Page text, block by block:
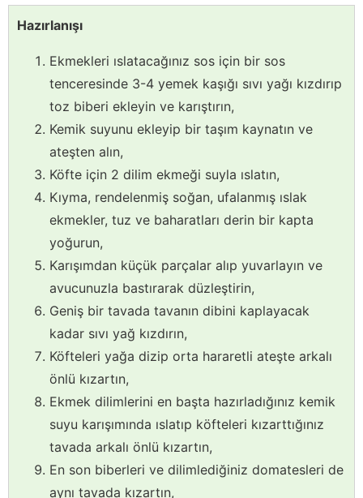
Hazırlanışı
Ekmekleri ıslatacağınız sos için bir sos
tenceresinde 3-4 yemek kaşığı sıvı yağı kızdırıp
toz biberi ekleyin ve karıştırın,
Kemik suyunu ekleyip bir taşım kaynatın ve
ateşten alın,
Köfte için 2 dilim ekmeği suyla ıslatın,
Kıyma, rendelenmiş soğan, ufalanmış ıslak
ekmekler, tuz ve baharatları derin bir kapta
yoğurun,
Karışımdan küçük parçalar alıp yuvarlayın ve
avucunuzla bastırarak düzleştirin,
Geniş bir tavada tavanın dibini kaplayacak
kadar sıvı yağ kızdırın,
Köfteleri yağa dizip orta hararetli ateşte arkalı
önlü kızartın,
Ekmek dilimlerini en başta hazırladığınız kemik
suyu karışımında ıslatıp köfteleri kızarttığınız
tavada arkalı önlü kızartın,
En son biberleri ve dilimlediğiniz domatesleri de
aynı tavada kızartın,